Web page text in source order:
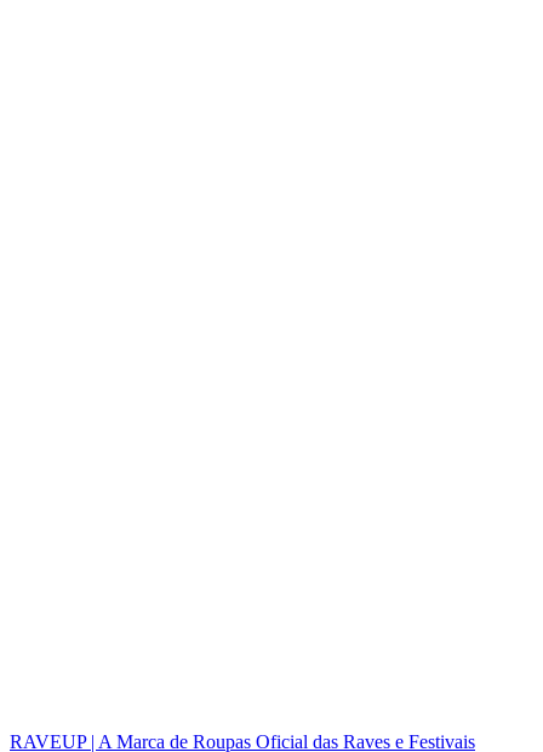
RAVEUP | A Marca de Roupas Oficial das Raves e Festivais